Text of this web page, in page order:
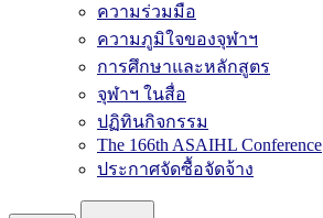
ความร่วมมือ
ความภูมิใจของจุฬาฯ
การศึกษาและหลักสูตร
จุฬาฯ ในสื่อ
ปฏิทินกิจกรรม
The 166th ASAIHL Conference
ประกาศจัดซื้อจัดจ้าง